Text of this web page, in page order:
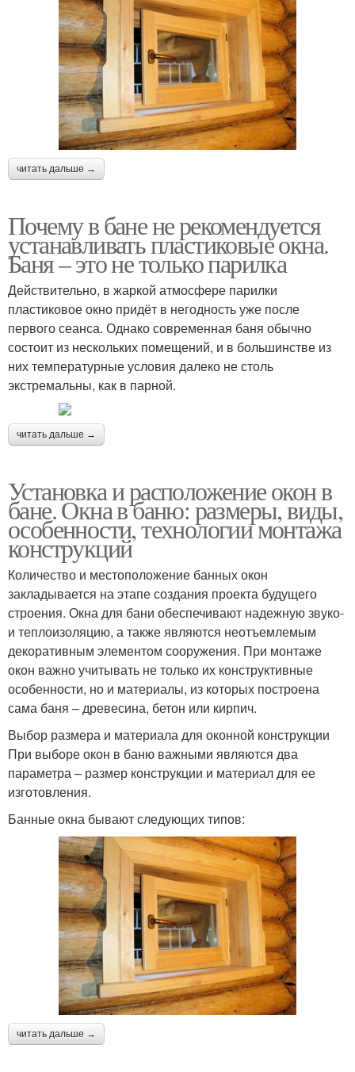
читать дальше →
Почему в бане не рекомендуется
устанавливать пластиковые окна.
Баня – это не только парилка
Действительно, в жаркой атмосфере парилки
пластиковое окно придёт в негодность уже после
первого сеанса. Однако современная баня обычно
состоит из нескольких помещений, и в большинстве из
них температурные условия далеко не столь
экстремальны, как в парной.
читать дальше →
Установка и расположение окон в
бане. Окна в баню: размеры, виды,
особенности, технологии монтажа
конструкций
Количество и местоположение банных окон
закладывается на этапе создания проекта будущего
строения. Окна для бани обеспечивают надежную звуко-
и теплоизоляцию, а также являются неотъемлемым
декоративным элементом сооружения. При монтаже
окон важно учитывать не только их конструктивные
особенности, но и материалы, из которых построена
сама баня – древесина, бетон или кирпич.
Выбор размера и материала для оконной конструкции
При выборе окон в баню важными являются два
параметра – размер конструкции и материал для ее
изготовления.
Банные окна бывают следующих типов:
читать дальше →